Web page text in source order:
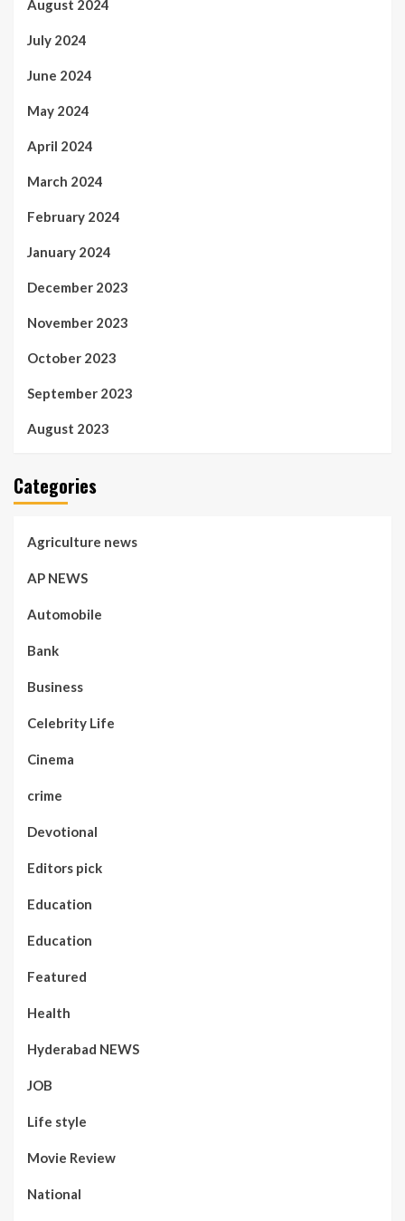
August 2024
July 2024
June 2024
May 2024
April 2024
March 2024
February 2024
January 2024
December 2023
November 2023
October 2023
September 2023
August 2023
Categories
Agriculture news
AP NEWS
Automobile
Bank
Business
Celebrity Life
Cinema
crime
Devotional
Editors pick
Education
Education
Featured
Health
Hyderabad NEWS
JOB
Life style
Movie Review
National